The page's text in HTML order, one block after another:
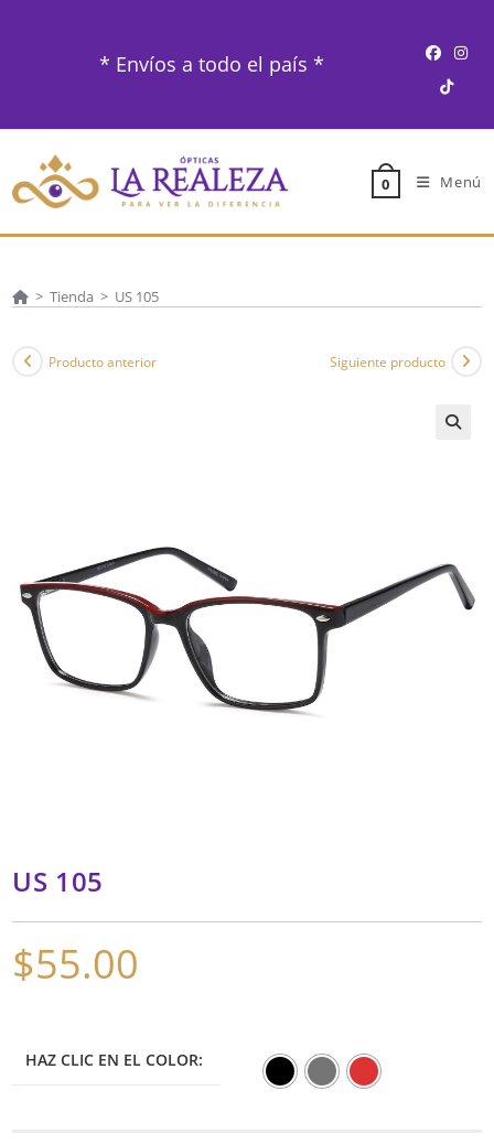
* Envíos a todo el país *
0 Menú
> Tienda > US 105
Producto anterior Siguiente producto
US 105
$55.00
HAZ CLIC EN EL COLOR: